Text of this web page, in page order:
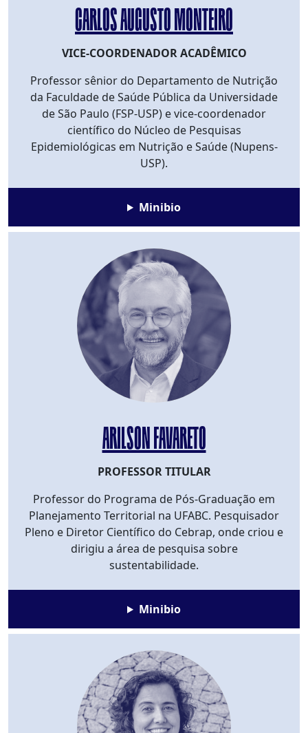
CARLOS AUGUSTO MONTEIRO
VICE-COORDENADOR ACADÊMICO
Professor sênior do Departamento de Nutrição
da Faculdade de Saúde Pública da Universidade
de São Paulo (FSP-USP) e vice-coordenador
científico do Núcleo de Pesquisas
Epidemiológicas em Nutrição e Saúde (Nupens-
USP).
Minibio
ARILSON FAVARETO
PROFESSOR TITULAR
Professor do Programa de Pós-Graduação em
Planejamento Territorial na UFABC. Pesquisador
Pleno e Diretor Científico do Cebrap, onde criou e
dirigiu a área de pesquisa sobre
sustentabilidade.
Minibio